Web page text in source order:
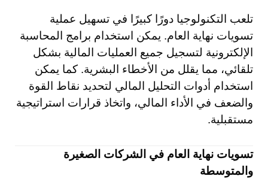
تلعب التكنولوجيا دورًا كبيرًا في تسهيل عملية
تسويات نهاية العام. يمكن استخدام برامج المحاسبة
الإلكترونية لتسجيل جميع العمليات المالية بشكل
تلقائي، مما يقلل من الأخطاء البشرية. كما يمكن
استخدام أدوات التحليل المالي لتحديد نقاط القوة
والضعف في الأداء المالي، واتخاذ قرارات استراتيجية
مستقبلية.
تسويات نهاية العام في الشركات الصغيرة
والمتوسطة